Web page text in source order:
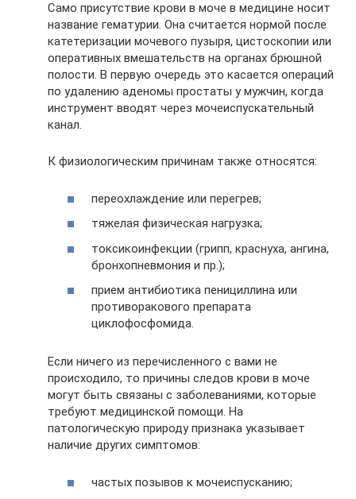
Само присутствие крови в моче в медицине носит
название гематурии. Она считается нормой после
катетеризации мочевого пузыря, цистоскопии или
оперативных вмешательств на органах брюшной
полости. В первую очередь это касается операций
по удалению аденомы простаты у мужчин, когда
инструмент вводят через мочеиспускательный
канал.
К физиологическим причинам также относятся:
переохлаждение или перегрев;
тяжелая физическая нагрузка;
токсикоинфекции (грипп, краснуха, ангина,
бронхопневмония и пр.);
прием антибиотика пенициллина или
противоракового препарата
циклофосфомида.
Если ничего из перечисленного с вами не
происходило, то причины следов крови в моче
могут быть связаны с заболеваниями, которые
требуют медицинской помощи. На
патологическую природу признака указывает
наличие других симптомов:
частых позывов к мочеиспусканию;